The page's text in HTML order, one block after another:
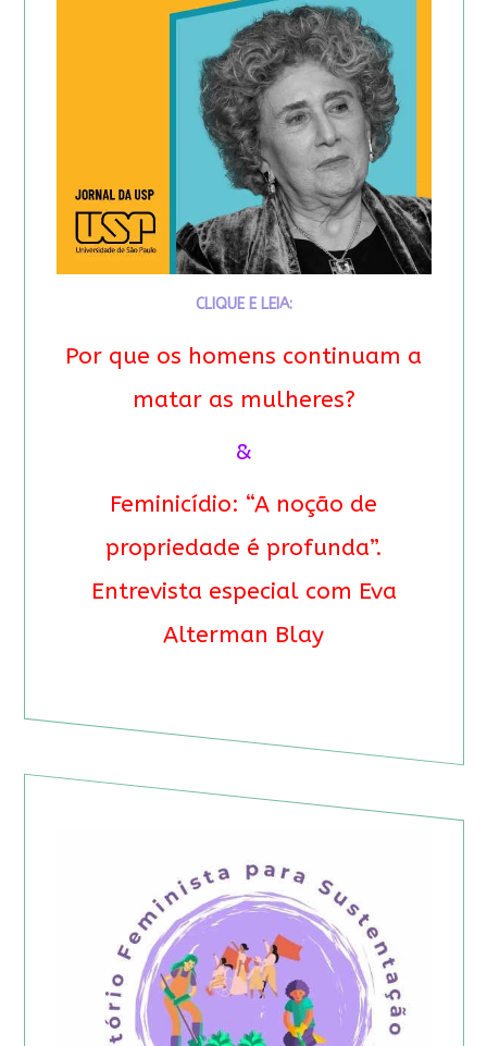
CLIQUE E LEIA:
Por que os homens continuam a
matar as mulheres?
&
Feminicídio: “A noção de
propriedade é profunda”.
Entrevista especial com Eva
Alterman Blay